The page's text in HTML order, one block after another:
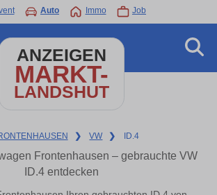
Auto Immo Job
ANZEIGEN
MARKT-
LANDSHUT
❯ VW ❯ ID.4
Frontenhausen – gebrauchte VW
ID.4 entdecken